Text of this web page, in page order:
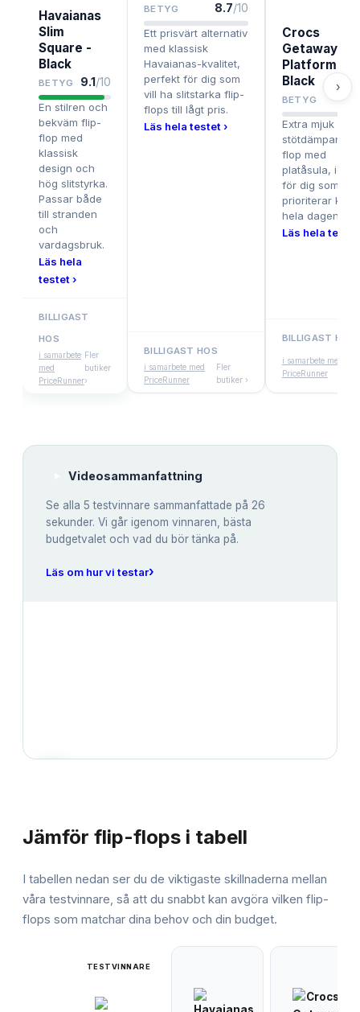
Havaianas
Slim
Square -
Black
BETYG 9.1/10
En stilren och
bekväm flip-
flop med
klassisk
design och
hög slitstyrka.
Passar både
till stranden
och
vardagsbruk.
Läs hela
testet ›
BILLIGAST
HOS
i samarbete
med
PriceRunner
Fler
butiker
›
BETYG 8.7/10
Ett prisvärt alternativ
med klassisk
Havaianas-kvalitet,
perfekt för dig som
vill ha slitstarka flip-
flops till lågt pris.
Läs hela testet ›
BILLIGAST HOS
i samarbete med
PriceRunner
Fler
butiker ›
Crocs
Getaway
Platform
Black
BETYG
Extra mjuk och
stötdämpande
flop med
platåsula,
för dig som
prioriterar
hela dagen.
Läs hela testet
BILLIGAST HOS
i samarbete med
PriceRunner
›
Videosammanfattning
Se alla 5 testvinnare sammanfattade på 26
sekunder. Vi går igenom vinnaren, bästa
budgetvalet och vad du bör tänka på.
Läs om hur vi testar›
Jämför flip-flops i tabell
I tabellen nedan ser du de viktigaste skillnaderna mellan
våra testvinnare, så att du snabbt kan avgöra vilken flip-
flops som matchar dina behov och din budget.
TESTVINNARE